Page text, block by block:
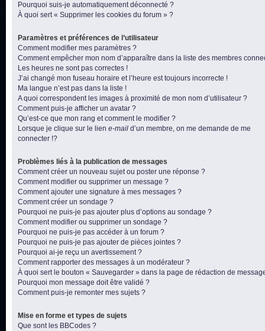
Pourquoi suis-je automatiquement déconnecté ?
À quoi sert « Supprimer les cookies du forum » ?
Paramètres et préférences de l’utilisateur
Comment modifier mes paramètres ?
Comment empêcher mon nom d’apparaître dans la liste des membres
Les heures ne sont pas correctes !
J’ai changé mon fuseau horaire et l’heure est toujours incorrecte !
Ma langue n’est pas dans la liste !
A quoi correspondent les images à proximité de mon nom d’utilisateur ?
Comment puis-je afficher un avatar ?
Qu’est-ce que mon rang et comment le modifier ?
Lorsque je clique sur le lien e-mail d’un membre, on me demande de me
connecter !?
Problèmes liés à la publication de messages
Comment créer un nouveau sujet ou poster une réponse ?
Comment modifier ou supprimer un message ?
Comment ajouter une signature à mes messages ?
Comment créer un sondage ?
Pourquoi ne puis-je pas ajouter plus d’options au sondage ?
Comment modifier ou supprimer un sondage ?
Pourquoi ne puis-je pas accéder à un forum ?
Pourquoi ne puis-je pas ajouter de pièces jointes ?
Pourquoi ai-je reçu un avertissement ?
Comment rapporter des messages à un modérateur ?
À quoi sert le bouton « Sauvegarder » dans la page de rédaction de
Pourquoi mon message doit être validé ?
Comment puis-je remonter mes sujets ?
Mise en forme et types de sujets
Que sont les BBCodes ?